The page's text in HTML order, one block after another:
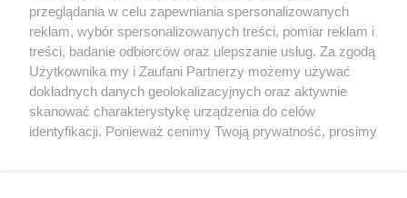
Nie zapomnij
zapoznać się z:
polityką prywatności regulamin korzystania z portali
Twojemiasto
Piekary Śląskie
Chorzów
Tarnowskie Góry
Skontakuj sięz nami
Kontakt
Wydawca
Redakcja
przeglądania w celu zapewniania spersonalizowanych
reklam, wybór spersonalizowanych treści, pomiar reklam i
treści, badanie odbiorców oraz ulepszanie usług. Za zgodą
Użytkownika my i Zaufani Partnerzy możemy używać
dokładnych danych geolokalizacyjnych oraz aktywnie
skanować charakterystykę urządzenia do celów
identyfikacji. Ponieważ cenimy Twoją prywatność, prosimy